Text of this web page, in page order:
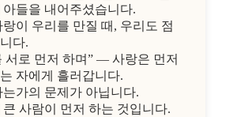
들을 내어주셨습니다.
랑이 우리를 만질 때, 우리도 점
다.
서로 먼저 하며” — 사랑은 먼저
자에게 흘러갑니다.
가의 문제가 아닙니다.
사람이 먼저 하는 것입니다.